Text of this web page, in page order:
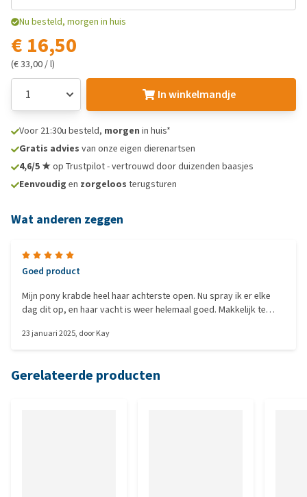
Nu besteld, morgen in huis
€ 16,50
(€ 33,00 / l)
In winkelmandje
Voor 21:30u besteld, morgen in huis*
Gratis advies van onze eigen dierenartsen
4,6/5 ★op Trustpilot - vertrouwd door duizenden baasjes
Eenvoudig en zorgeloos terugsturen
Wat anderen zeggen
Goed product
Mijn pony krabde heel haar achterste open. Nu spray ik er elke
dag dit op, en haar vacht is weer helemaal goed. Makkelijk te
23 januari 2025, doorKay
Gerelateerde producten